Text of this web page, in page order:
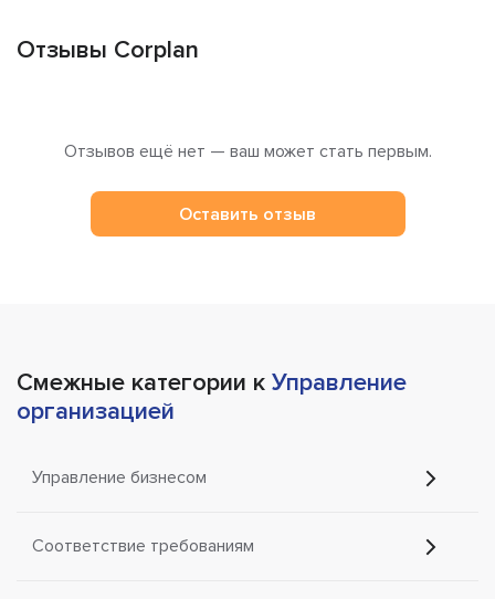
Отзывы Corplan
Отзывов ещё нет — ваш может стать первым.
Оставить отзыв
Смежные категории к Управление
организацией
Управление бизнесом
Соответствие требованиям